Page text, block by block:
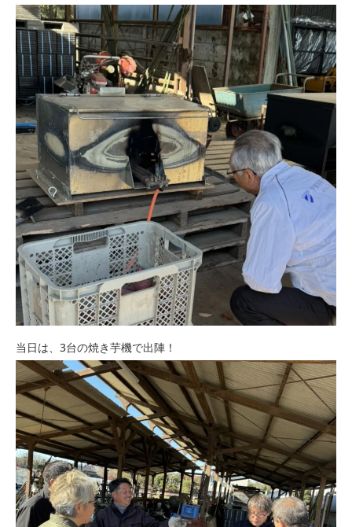
当日は、3台の焼き芋機で出陣！